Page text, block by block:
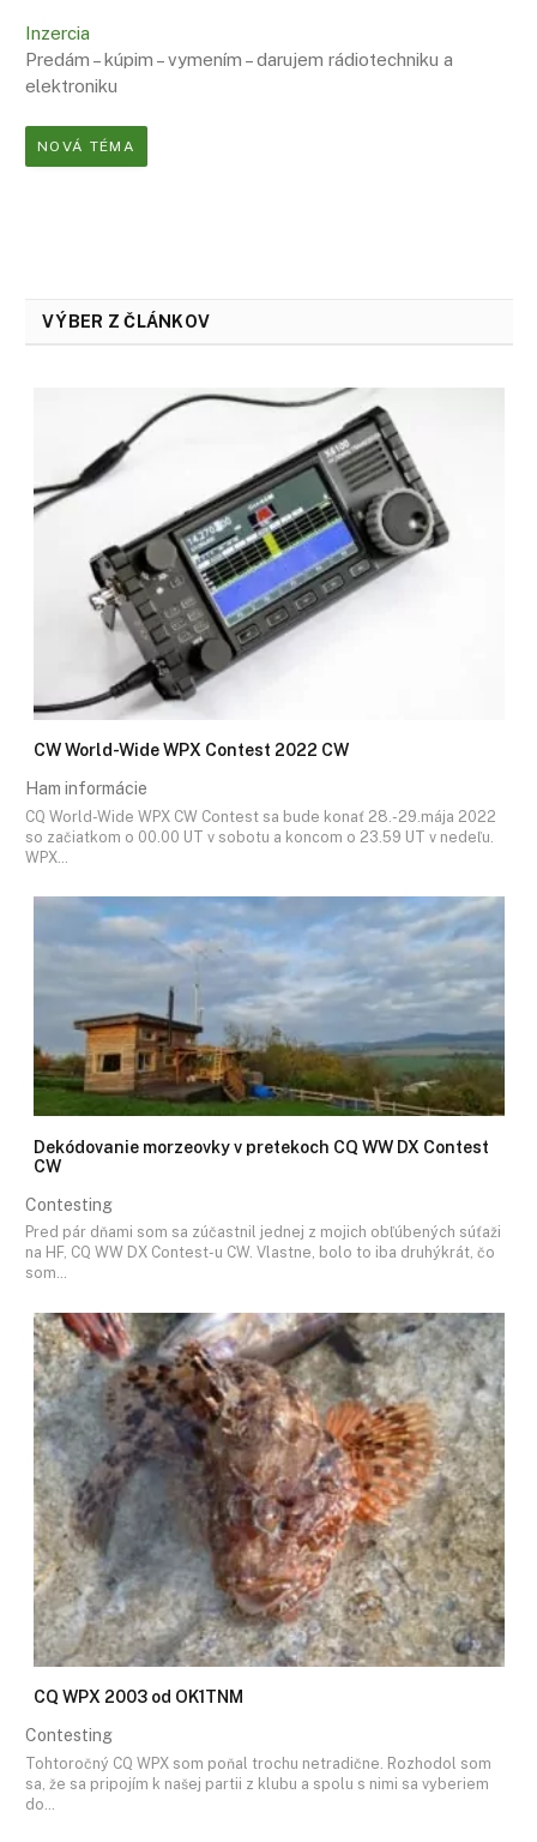
Inzercia
Predám – kúpim – vymením – darujem rádiotechniku a
elektroniku
NOVÁ TÉMA
VÝBER Z ČLÁNKOV
CW World-Wide WPX Contest 2022 CW
Ham informácie
CQ World-Wide WPX CW Contest sa bude konať 28.-29.mája 2022
so začiatkom o 00.00 UT v sobotu a koncom o 23.59 UT v nedeľu.
WPX…
Dekódovanie morzeovky v pretekoch CQ WW DX Contest
CW
Contesting
Pred pár dňami som sa zúčastnil jednej z mojich obľúbených súťaži
na HF, CQ WW DX Contest-u CW. Vlastne, bolo to iba druhýkrát, čo
som…
CQ WPX 2003 od OK1TNM
Contesting
Tohtoročný CQ WPX som poňal trochu netradične. Rozhodol som
sa, že sa pripojím k našej partii z klubu a spolu s nimi sa vyberiem
do…